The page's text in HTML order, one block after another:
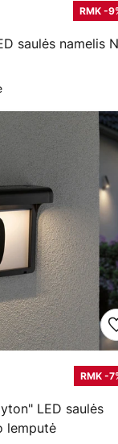
saulės namelis
RMK -
LED saulės
lemputė
RMK -